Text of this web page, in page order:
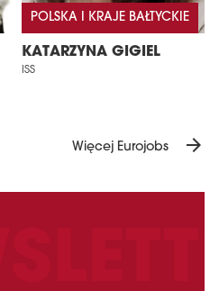
POLSKA I KRAJE BAŁTYCKIE
KATARZYNA GIGIEL
ISS
Więcej Eurojobs arrow_forward